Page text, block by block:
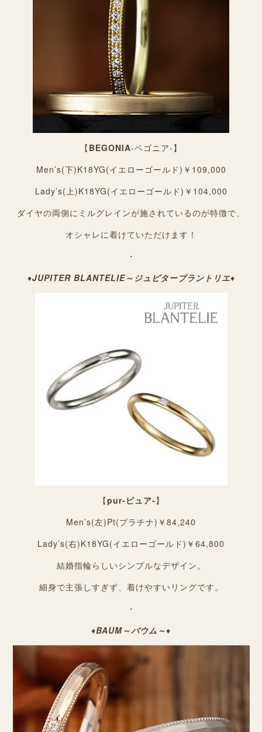
【 BEGONIA-ベゴニア-】
Men’s(下)K18YG(イエローゴールド)￥109,000
Lady’s(上)K18YG(イエローゴールド)￥104,000
ダイヤの両側にミルグレインが施されているのが特徴で、
オシャレに着けていただけます！
・
♦JUPITER BLANTELIE～ジュピターブラントリエ♦
【pur-ピュア-】
Men’s(左)Pt(プラチナ)￥84,240
Lady’s(右)K18YG(イエローゴールド)￥64,800
結婚指輪らしいシンプルなデザイン。
細身で主張しすぎず、着けやすいリングです。
・
♦BAUM～バウム～♦